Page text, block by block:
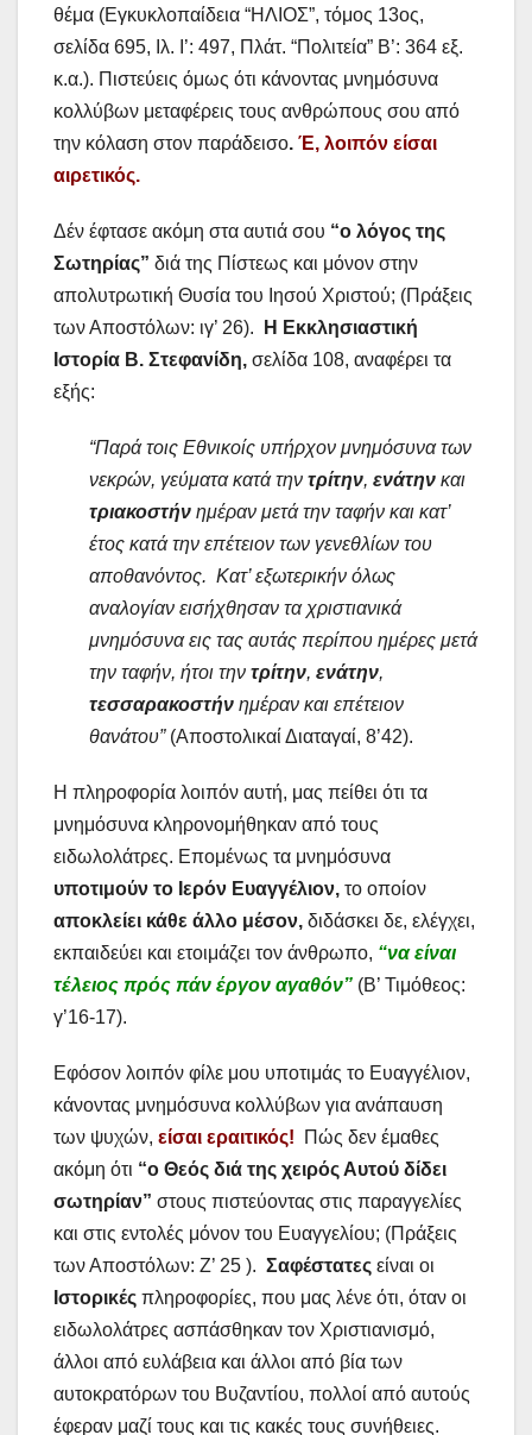
θέμα (Εγκυκλοπαίδεια “ΗΛΙΟΣ”, τόμος 13ος,
σελίδα 695, Ιλ. Ι’: 497, Πλάτ. “Πολιτεία” Β’: 364 εξ.
κ.α.). Πιστεύεις όμως ότι κάνοντας μνημόσυνα
κολλύβων μεταφέρεις τους ανθρώπους σου από
την κόλαση στον παράδεισο. Έ, λοιπόν είσαι
αιρετικός.
Δέν έφτασε ακόμη στα αυτιά σου “ο λόγος της
Σωτηρίας” διά της Πίστεως και μόνον στην
απολυτρωτική Θυσία του Ιησού Χριστού; (Πράξεις
των Αποστόλων: ιγ’ 26).
Η Εκκλησιαστική
Ιστορία Β. Στεφανίδη, σελίδα 108, αναφέρει τα
εξής:
“Παρά τοις Εθνικοίς υπήρχον μνημόσυνα των
νεκρών, γεύματα κατά την τρίτην, ενάτην και
τριακοστήν ημέραν μετά την ταφήν και κατ’
έτος κατά την επέτειον των γενεθλίων του
αποθανόντος. Κατ’ εξωτερικήν όλως
αναλογίαν εισήχθησαν τα χριστιανικά
μνημόσυνα εις τας αυτάς περίπου ημέρες μετά
την ταφήν, ήτοι την τρίτην, ενάτην,
τεσσαρακοστήν ημέραν και επέτειον
θανάτου”(Αποστολικαί Διαταγαί, 8’42).
Η πληροφορία λοιπόν αυτή, μας πείθει ότι τα
μνημόσυνα κληρονομήθηκαν από τους
ειδωλολάτρες. Επομένως τα μνημόσυνα
υποτιμούν το Ιερόν Ευαγγέλιον, το οποίον
αποκλείει κάθε άλλο μέσον, διδάσκει δε, ελέγχει,
εκπαιδεύει και ετοιμάζει τον άνθρωπο, “να είναι
τέλειος πρός πάν έργον αγαθόν” (Β’ Τιμόθεος:
γ’16-17).
Εφόσον λοιπόν φίλε μου υποτιμάς το Ευαγγέλιον,
κάνοντας μνημόσυνα κολλύβων για ανάπαυση
των ψυχών, είσαι εραιτικός! Πώς δεν έμαθες
ακόμη ότι “ο Θεός διά της χειρός Αυτού δίδει
σωτηρίαν” στους πιστεύοντας στις παραγγελίες
και στις εντολές μόνον του Ευαγγελίου; (Πράξεις
των Αποστόλων: Ζ’ 25 ). Σαφέστατες είναι οι
Ιστορικές πληροφορίες, που μας λένε ότι, όταν οι
ειδωλολάτρες ασπάσθηκαν τον Χριστιανισμό,
άλλοι από ευλάβεια και άλλοι από βία των
αυτοκρατόρων του Βυζαντίου, πολλοί από αυτούς
έφεραν μαζί τους και τις κακές τους συνήθειες.